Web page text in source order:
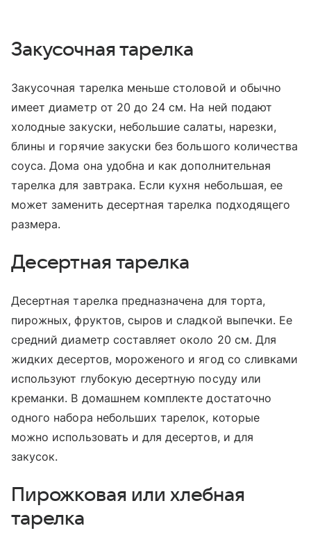
Закусочная тарелка
Закусочная тарелка меньше столовой и обычно
имеет диаметр от 20 до 24 см. На ней подают
холодные закуски, небольшие салаты, нарезки,
блины и горячие закуски без большого количества
соуса. Дома она удобна и как дополнительная
тарелка для завтрака. Если кухня небольшая, ее
может заменить десертная тарелка подходящего
размера.
Десертная тарелка
Десертная тарелка предназначена для торта,
пирожных, фруктов, сыров и сладкой выпечки. Ее
средний диаметр составляет около 20 см. Для
жидких десертов, мороженого и ягод со сливками
используют глубокую десертную посуду или
креманки. В домашнем комплекте достаточно
одного набора небольших тарелок, которые
можно использовать и для десертов, и для
закусок.
Пирожковая или хлебная
тарелка